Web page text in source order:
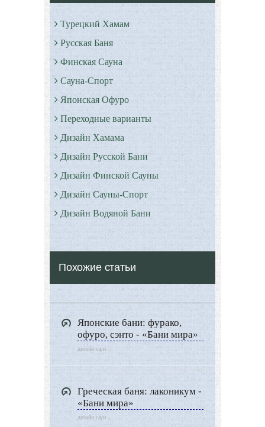
Турецкий Хамам
Русская Баня
Финская Сауна
Сауна-Спорт
Японская Офуро
Переходные варианты
Дизайн Хамама
Дизайн Русской Бани
Дизайн Финской Сауны
Дизайн Сауны-Спорт
Дизайн Водяной Бани
Римские бани - Термы
Серные бани
Все о Сауне и Банях
Дизайн Саун
Типы Бань
Экстерьер
Декор
Двор и сад
Архитектура
Дизайн интерьера
Ландшафтный дизайн
Похожие статьи
Японские бани: фурако,
офуро, сэнто - «Бани мира»
дизайн саун
Греческая баня: лаконикум -
«Бани мира»
дизайн саун